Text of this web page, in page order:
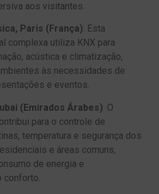
aos visitantes.
Paris (França): Esta
complexa utiliza KNX para
acústica e climatização,
às necessidades de
e eventos.
(Emirados Árabes): O
para o controle de
temperatura e segurança dos
e áreas comuns,
de energia e
conforto.